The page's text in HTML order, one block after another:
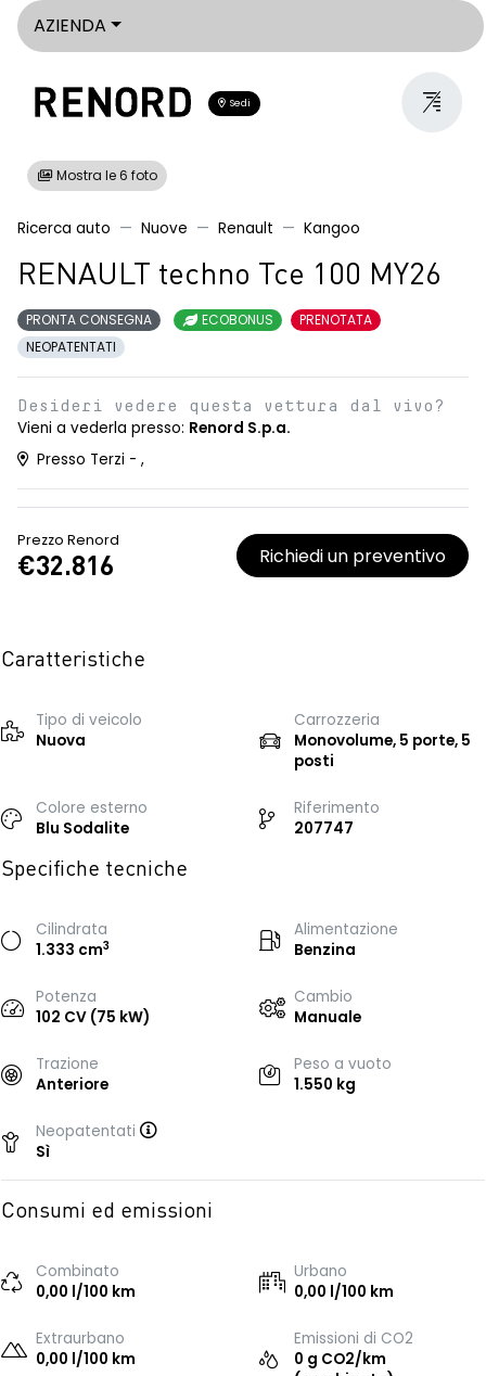
AZIENDA
Sedi
Mostra le 6 foto
Ricerca auto Nuove Renault Kangoo
RENAULT techno Tce 100 MY26
PRONTA CONSEGNA ECOBONUS
PRENOTATA
NEOPATENTATI
Desideri vedere questa vettura dal vivo?
Vieni a vederla presso: Renord S.p.a.
Presso Terzi - ,
Prezzo Renord
€32.816 Richiedi un preventivo
Caratteristiche
Tipo di veicolo
Nuova
Carrozzeria
Monovolume, 5 porte, 5
posti
Colore esterno
Blu Sodalite
Riferimento
207747
Specifiche tecniche
Cilindrata
1.333 cm3
Alimentazione
Benzina
Potenza
102 CV (75 kW)
Cambio
Manuale
Trazione
Anteriore
Peso a vuoto
1.550 kg
Neopatentati
Sì
Consumi ed emissioni
Combinato
0,00 l/100 km
Urbano
0,00 l/100 km
Extraurbano
0,00 l/100 km
Emissioni di CO2
0 g CO2/km